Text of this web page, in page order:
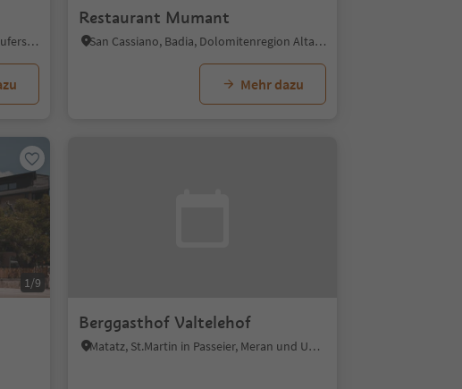
Kematen - Sand in Taufers, Sand in Taufers, Ahrntal
Restaurant Mumant
San Cassiano, Badia, Dolomitenregion Alta Badia
Mehr dazu
1/9
Berggasthof Valtelehof
Matatz, St.Martin in Passeier, Meran und Umgebung